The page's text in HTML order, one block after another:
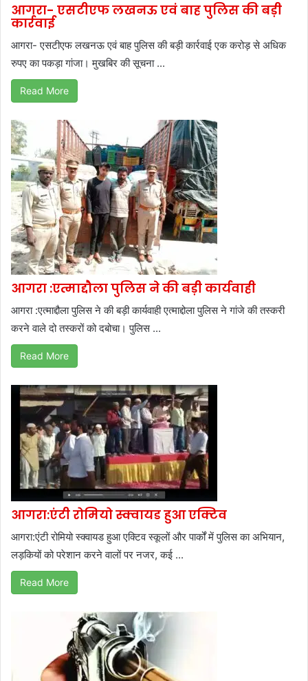
आगरा- एसटीएफ लखनऊ एवं बाह पुलिस की बड़ी
कार्रवाई
आगरा- एसटीएफ लखनऊ एवं बाह पुलिस की बड़ी कार्रवाई एक करोड़ से अधिक
रुपए का पकड़ा गांजा। मुखबिर की सूचना ...
Read More
आगरा :एत्माद्दौला पुलिस ने की बड़ी कार्यवाही
आगरा :एत्माद्दौला पुलिस ने की बड़ी कार्यवाही एत्माद्दोला पुलिस ने गांजे की तस्करी
करने वाले दो तस्करों को दबोचा। पुलिस ...
Read More
आगरा:एंटी रोमियो स्क्वायड हुआ एक्टिव
आगरा:एंटी रोमियो स्क्वायड हुआ एक्टिव स्कूलों और पार्कों में पुलिस का अभियान,
लड़कियों को परेशान करने वालों पर नजर, कई ...
Read More